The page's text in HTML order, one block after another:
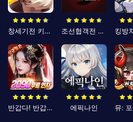
창세기전 키우기 조선협객전 클래식
반갑다! 반갑삼국지 에픽나인